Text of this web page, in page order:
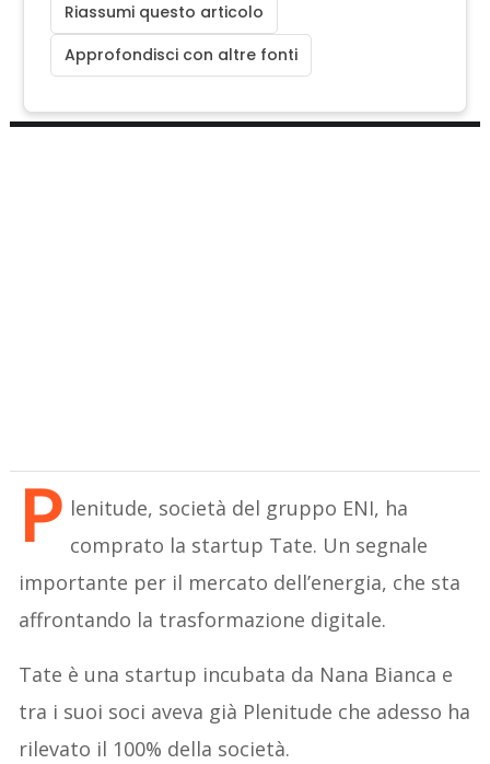
Riassumi questo articolo
Approfondisci con altre fonti
P lenitude, società del gruppo ENI, ha
comprato la startup Tate. Un segnale
importante per il mercato dell’energia, che sta
affrontando la trasformazione digitale.
Tate è una startup incubata da Nana Bianca e
tra i suoi soci aveva già Plenitude che adesso ha
rilevato il 100% della società.